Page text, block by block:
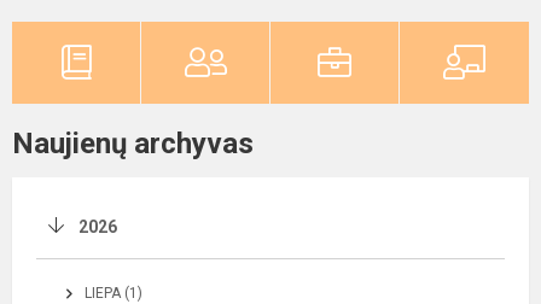
Naujienų archyvas
2026
LIEPA (1)